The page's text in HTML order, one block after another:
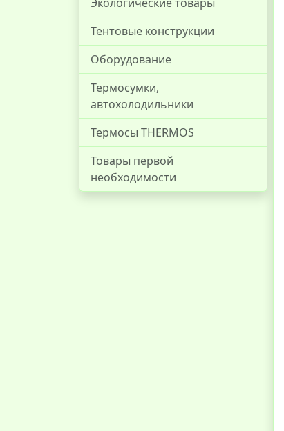
Тентовые конструкции
Оборудование
Термосумки,
автохолодильники
Термосы THERMOS
Товары первой
необходимости